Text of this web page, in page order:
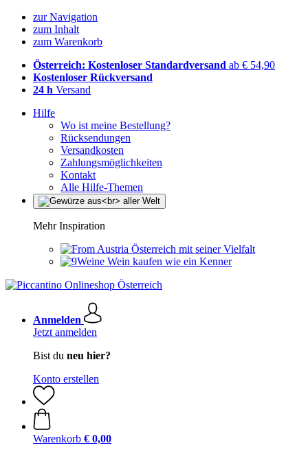
zur Navigation
zum Inhalt
zum Warenkorb
Österreich: Kostenloser Standardversand ab € 54,90
Kostenloser Rückversand
24 h Versand
Hilfe
Wo ist meine Bestellung?
Rücksendungen
Versandkosten
Zahlungsmöglichkeiten
Kontakt
Alle Hilfe-Themen
Mehr Inspiration
Österreich mit seiner Vielfalt
Wein kaufen wie ein Kenner
Anmelden
Jetzt anmelden
Bist du neu hier?
Konto erstellen
Warenkorb € 0,00